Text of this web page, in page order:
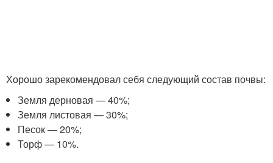
Хорошо зарекомендовал себя следующий состав почвы:
Земля дерновая — 40%;
Земля листовая — 30%;
Песок — 20%;
Торф — 10%.